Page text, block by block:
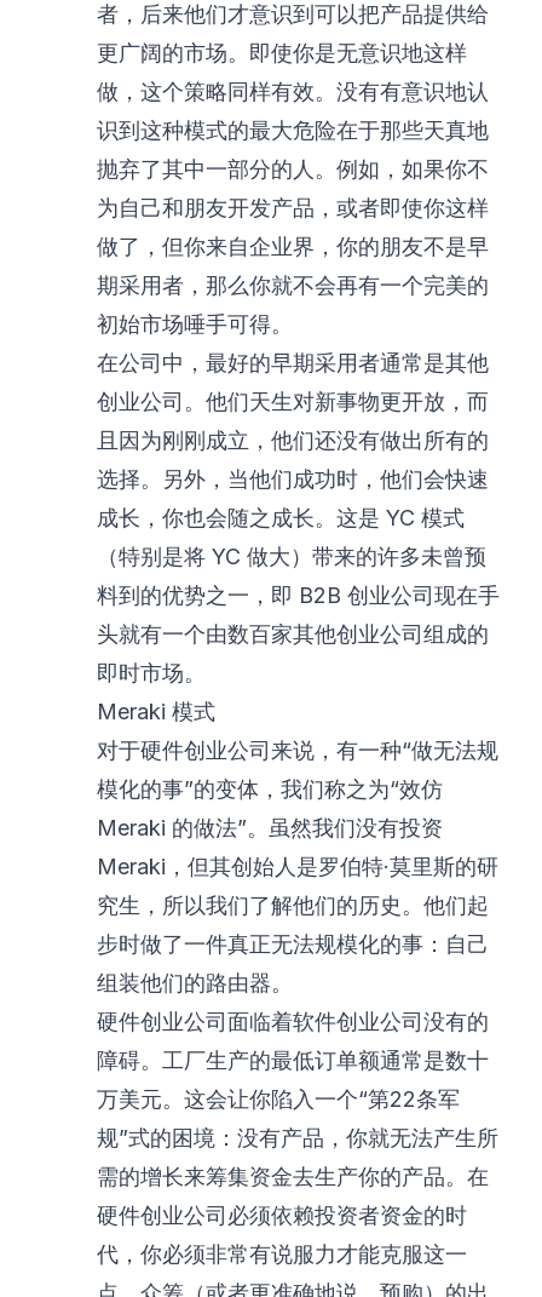
者，后来他们才意识到可以把产品提供给
更广阔的市场。即使你是无意识地这样
做，这个策略同样有效。没有有意识地认
识到这种模式的最大危险在于那些天真地
抛弃了其中一部分的人。例如，如果你不
为自己和朋友开发产品，或者即使你这样
做了，但你来自企业界，你的朋友不是早
期采用者，那么你就不会再有一个完美的
初始市场唾手可得。
在公司中，最好的早期采用者通常是其他
创业公司。他们天生对新事物更开放，而
且因为刚刚成立，他们还没有做出所有的
选择。另外，当他们成功时，他们会快速
成长，你也会随之成长。这是 YC 模式
（特别是将 YC 做大）带来的许多未曾预
料到的优势之一，即 B2B 创业公司现在手
头就有一个由数百家其他创业公司组成的
即时市场。
Meraki 模式
对于硬件创业公司来说，有一种“做无法规
模化的事”的变体，我们称之为“效仿
Meraki 的做法”。虽然我们没有投资
Meraki，但其创始人是罗伯特·莫里斯的研
究生，所以我们了解他们的历史。他们起
步时做了一件真正无法规模化的事：自己
组装他们的路由器。
硬件创业公司面临着软件创业公司没有的
障碍。工厂生产的最低订单额通常是数十
万美元。这会让你陷入一个“第22条军
规”式的困境：没有产品，你就无法产生所
需的增长来筹集资金去生产你的产品。在
硬件创业公司必须依赖投资者资金的时
代，你必须非常有说服力才能克服这一